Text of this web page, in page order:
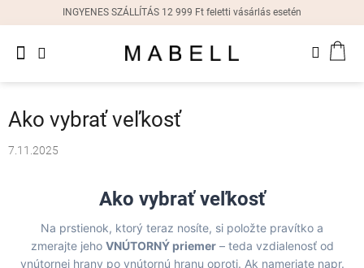
tartalomhoz
INGYENES SZÁLLÍTÁS 12 999 Ft feletti vásárlás esetén
Női
nyakláncok
Ako vybrať veľkosť
7.11.2025
Ako vybrať veľkosť
Na prstienok, ktorý teraz nosíte, si položte pravítko a
zmerajte jeho VNÚTORNÝ priemer– teda vzdialenosť od
vnútornej hrany po vnútornú hranu oproti. Ak nameriate napr.